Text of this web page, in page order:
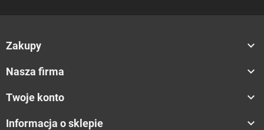
Zakupy 
Nasza firma 
Twoje konto 
Informacja o sklepie 